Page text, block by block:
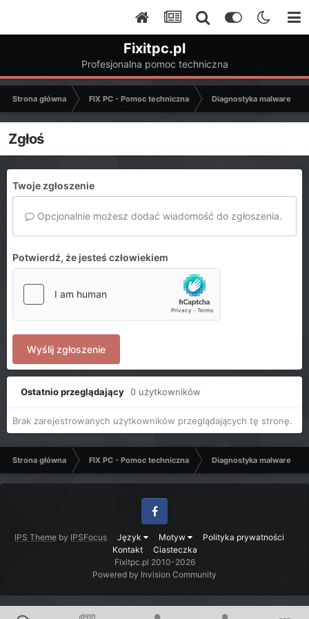
Fixitpc.pl
Profesjonalna pomoc techniczna
Strona główna FIX PC - Pomoc techniczna Diagnostyka malware -
Zgłoś
Twoje zgłoszenie
Opcjonalnie możesz dodać wiadomość do zgłoszenia.
Potwierdź, że jesteś człowiekiem
Wyślij zgłoszenie
Ostatnio przeglądający 0 użytkowników
Brak zarejestrowanych użytkowników przeglądających tę stronę.
Strona główna FIX PC - Pomoc techniczna Diagnostyka malware -
IPS Theme by IPSFocus Język Motyw
Polityka prywatności
Kontakt
Ciasteczka
Facebook
Fixitpc.pl 2010-2026
Powered by Invision Community